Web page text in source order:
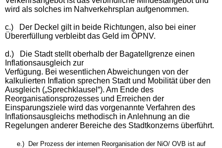
wird als solches im Nahverkehrsplan aufgenommen.
c.)
Der Deckel gilt in beide Richtungen, also bei einer
Übererfüllung verbleibt das Geld im ÖPNV.
d.)
Die Stadt stellt oberhalb der Bagatellgrenze einen
Inflationsausgleich zur
Verfügung. Bei wesentlichen Abweichungen von der
kalkulierten Inflation sprechen Stadt und Mobilität über den
Ausgleich („Sprechklausel“). Am Ende des
Reorganisationsprozesses und Erreichen der
Einsparungsziele wird das vorgenannte Verfahren des
Inflationsausgleichs methodisch in Anlehnung an die
Regelungen anderer Bereiche des Stadtkonzerns überführt.
e.) Der Prozess der internen Reorganisation der NiO/ OVB ist auf